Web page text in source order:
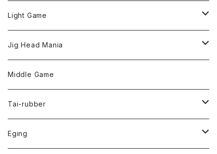
Light Game
LightGame Worm
Bスネイクmicro
Fリトリーバー
Snap
Handle Knob
Jig Head Mania
Phase-up
ピカルヘッド
LEVEL6
YARIE
Middle Game
Tai-rubber
TWObyTWO
Eging